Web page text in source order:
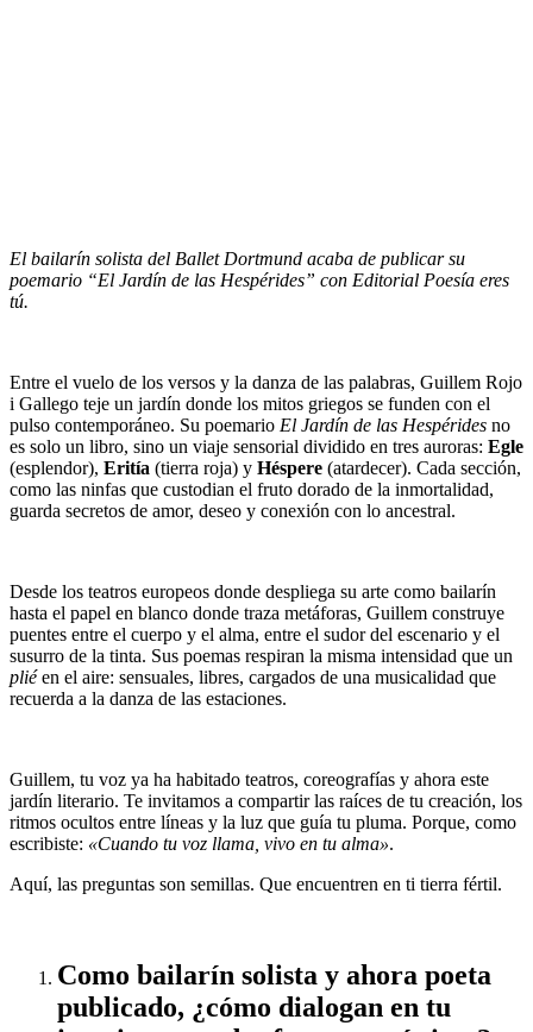
El bailarín solista del Ballet Dortmund acaba de publicar su
poemario “El Jardín de las Hespérides” con Editorial Poesía eres
tú.
Entre el vuelo de los versos y la danza de las palabras, Guillem Rojo
i Gallego teje un jardín donde los mitos griegos se funden con el
pulso contemporáneo. Su poemario El Jardín de las Hespérides no
es solo un libro, sino un viaje sensorial dividido en tres auroras: Egle
(esplendor), Eritía (tierra roja) y Héspere (atardecer). Cada sección,
como las ninfas que custodian el fruto dorado de la inmortalidad,
guarda secretos de amor, deseo y conexión con lo ancestral.
Desde los teatros europeos donde despliega su arte como bailarín
hasta el papel en blanco donde traza metáforas, Guillem construye
puentes entre el cuerpo y el alma, entre el sudor del escenario y el
susurro de la tinta. Sus poemas respiran la misma intensidad que un
pliéen el aire: sensuales, libres, cargados de una musicalidad que
recuerda a la danza de las estaciones.
Guillem, tu voz ya ha habitado teatros, coreografías y ahora este
jardín literario. Te invitamos a compartir las raíces de tu creación, los
ritmos ocultos entre líneas y la luz que guía tu pluma. Porque, como
escribiste: «Cuando tu voz llama, vivo en tu alma».
Aquí, las preguntas son semillas. Que encuentren en ti tierra fértil.
Como bailarín solista y ahora poeta
publicado, ¿cómo dialogan en tu